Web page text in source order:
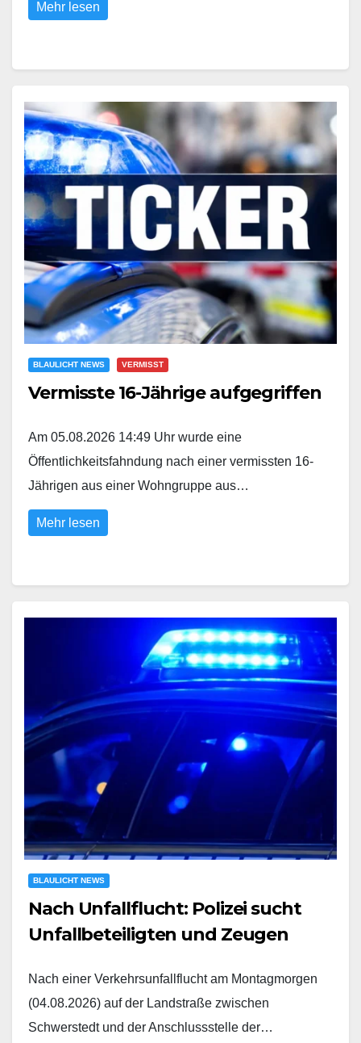
Mehr lesen
BLAULICHT NEWS VERMISST
Vermisste 16-Jährige aufgegriffen
Am 05.08.2026 14:49 Uhr wurde eine
Öffentlichkeitsfahndung nach einer vermissten 16-
Jährigen aus einer Wohngruppe aus…
Mehr lesen
BLAULICHT NEWS
Nach Unfallflucht: Polizei sucht
Unfallbeteiligten und Zeugen
Nach einer Verkehrsunfallflucht am Montagmorgen
(04.08.2026) auf der Landstraße zwischen
Schwerstedt und der Anschlussstelle der…